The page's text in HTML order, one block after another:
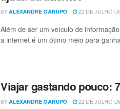
BY ALEXANDRE GARUPO 22 DE JULHO
Além de ser um veículo de
a internet é um ótimo meio para
Viajar gastando pouco:
BY ALEXANDRE GARUPO 22 DE JULHO